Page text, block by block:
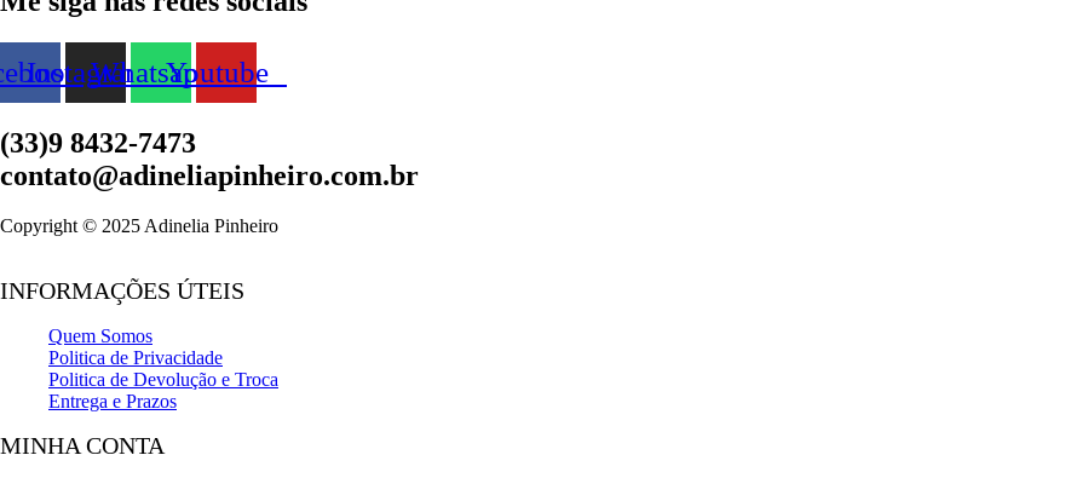
InstagramWhatsappYoutube
(33)9 8432-7473
contato@adineliapinheiro.com.br
Copyright © 2025 Adinelia Pinheiro
INFORMAÇÕES ÚTEIS
Quem Somos
Politica de Privacidade
Politica de Devolução e Troca
Entrega e Prazos
MINHA CONTA